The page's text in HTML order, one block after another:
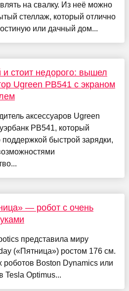
на свалку. Из неё можно
стеллаж, который отлично
или дачный дом...
стоит недорого: вышел
Ugreen PB541 с экраном
аксессуаров Ugreen
PB541, который
поддержкой быстрой зарядки,
— робот с очень
представила миру
(«Пятница») ростом 176 см.
роботов Boston Dynamics или
Tesla Optimus...